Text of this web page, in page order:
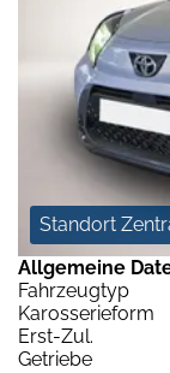
Standort
Allgemeine
Fahrzeugtyp
Karosserieform
Erst-Zul.
Getriebe